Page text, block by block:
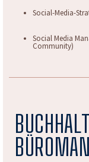
Social-Media-
Social Media
Community)